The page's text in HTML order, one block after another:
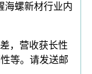
螺新材行业内
，营收获长性
等。请发送邮